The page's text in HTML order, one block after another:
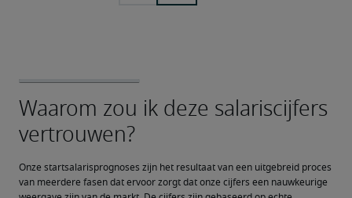
Onze startsalarisprognoses zijn het resultaat van een uitgebreid proces
van meerdere fasen dat ervoor zorgt dat onze cijfers een nauwkeurige